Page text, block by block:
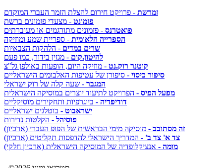
זמרשת - פרויקט חירום להצלת הזמר העברי המוקדם
פזמונט - מצעדי פזמונים ברשת
פואטרנס - פזמונים מתורגמים או מעוברתים
הספרייה הלאומית - ספריית שמע ומוזיקה
שרים במדים - הלהקות הצבאיות
להיטון.קום - מגזין בידור, כמו פעם
קוטנר רוק.נט - מוזיקה היום, הופעות באולפן גל"צ
סיפור כיסוי - סיפורן של עטיפות האלבומים הישראליים
המגבר - שעה קלה של רוק ישראלי
מפעל הפיס - הפרויקט לתיעוד יוצרים במוסיקה הישראלית
דודיפדיה - ביוגרפיות ותחקירים מוסיקליים
ישראבוט - בוטלגים ישראליים
פוסיהל - הקלטות נדירות
זה מסתובב - מוסיקה מימי הבראשית של הפופ העברי (ארכיון)
צד א' צד ב' - המדריך הישראלי להדפסות תקליטים (ארכיון)
מומה - אנציקלופדיה של המוסיקה הישראלית (ארכיון חלקי)